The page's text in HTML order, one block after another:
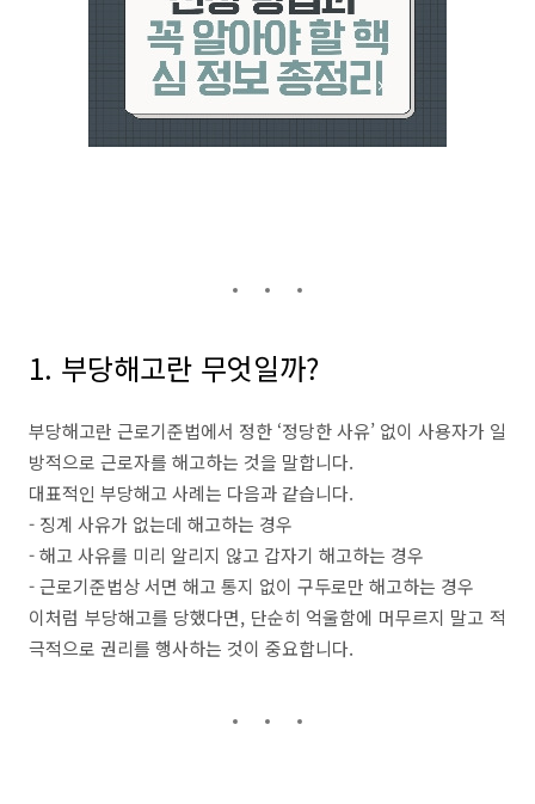
1. 부당해고란 무엇일까?
부당해고란 근로기준법에서 정한 ‘정당한 사유’ 없이 사용자가 일
방적으로 근로자를 해고하는 것을 말합니다.
대표적인 부당해고 사례는 다음과 같습니다.
- 징계 사유가 없는데 해고하는 경우
- 해고 사유를 미리 알리지 않고 갑자기 해고하는 경우
- 근로기준법상 서면 해고 통지 없이 구두로만 해고하는 경우
이처럼 부당해고를 당했다면, 단순히 억울함에 머무르지 말고 적
극적으로 권리를 행사하는 것이 중요합니다.